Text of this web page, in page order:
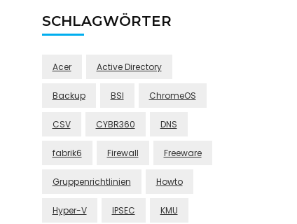
SCHLAGWÖRTER
Acer Active Directory
Backup BSI ChromeOS
CSV CYBR360 DNS
fabrik6 Firewall Freeware
Gruppenrichtlinien Howto
Hyper-V IPSEC KMU